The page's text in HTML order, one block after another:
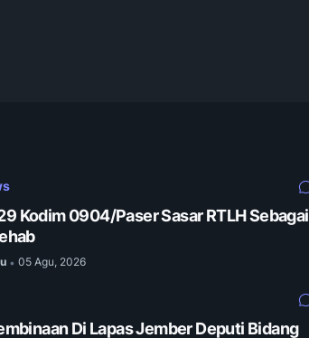
Kodim 0904/Paser Sasar RTLH Sebagai
• 05 Agu, 2026
Di Lapas Jember Deputi Bidang